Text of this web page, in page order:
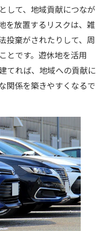
して、地域貢献につなが
を放置するリスクは、雑
投棄がされたりして、周
とです。遊休地を活用
てれば、地域への貢献に
関係を築きやすくなるで